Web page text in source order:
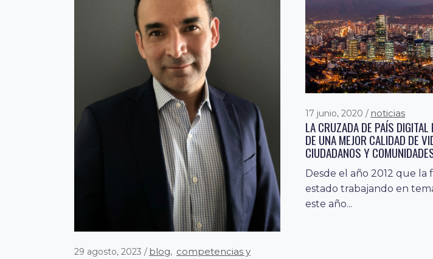
29 agosto, 2023 blog, competencias y
17 junio, 2020 noticias
LA CRUZADA DE PAÍS
DE UNA MEJOR CALIDAD DE
CIUDADANOS Y
Desde el año 2012 que la
estado trabajando en
este año...